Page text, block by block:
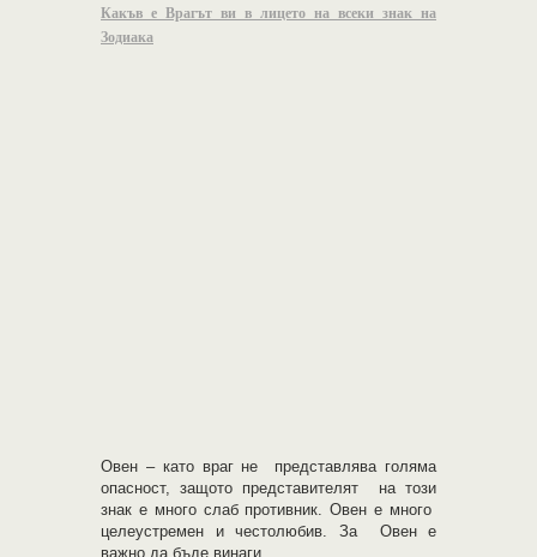
Какъв е Врагът ви в лицето на всеки знак на
Зодиака
Овен – като враг не представлява голяма
опасност, защото представителят на този
знак е много слаб противник. Овен е много
целеустремен и честолюбив. За Овен е
важно да бъде винаги …